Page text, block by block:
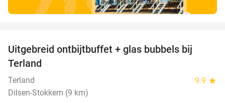
Uitgebreid ontbijtbuffet + glas bubbels bij
Terland
Terland 9.9 star
Dilsen-Stokkem (9 km)